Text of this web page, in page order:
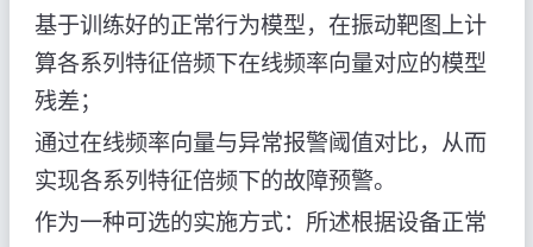
基于训练好的正常行为模型，在振动靶图上计
算各系列特征倍频下在线频率向量对应的模型
残差；
通过在线频率向量与异常报警阈值对比，从而
实现各系列特征倍频下的故障预警。
作为一种可选的实施方式：所述根据设备正常